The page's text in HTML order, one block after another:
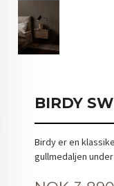
BIRDY
Birdy er en
gullmedaljen